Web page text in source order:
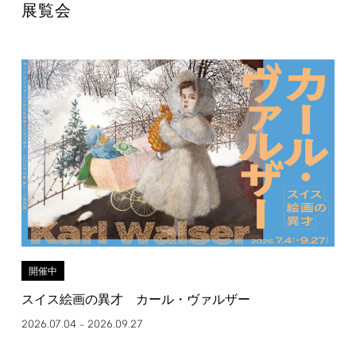
展覧会
開催中
スイス絵画の異才 カール・ヴァルザー
2026.07.04– 2026.09.27